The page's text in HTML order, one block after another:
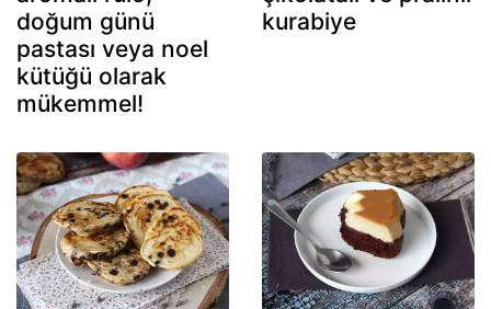
doğum günü
pastası veya noel
kütüğü olarak
mükemmel!
kurabiye